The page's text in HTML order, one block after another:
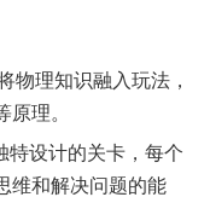
物理知识融入玩法，
理。
特设计的关卡，每个
维和解决问题的能